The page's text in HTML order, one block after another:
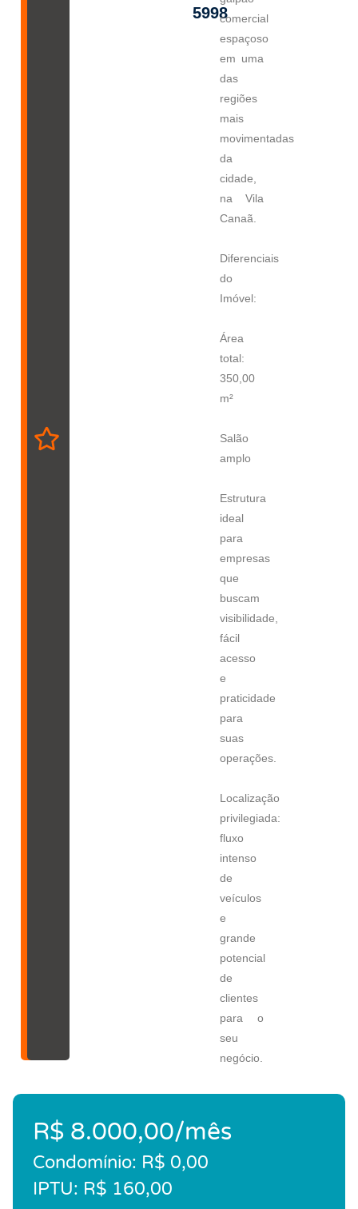
5998comercial
espaçoso
em uma
das
regiões
mais
movimentadas
da
cidade,
na Vila
Canaã.
Diferenciais
do
Imóvel:
Área
total:
350,00
m²
Salão
amplo
Estrutura
ideal
para
empresas
que
buscam
visibilidade,
fácil
acesso
e
praticidade
para
suas
operações.
Localização
privilegiada:
fluxo
intenso
de
veículos
e
grande
potencial
de
clientes
para o
seu
negócio.
R$ 8.000,00/mês
Condomínio: R$ 0,00
IPTU: R$ 160,00